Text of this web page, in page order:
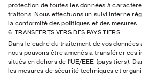
protection de toutes les données à
traitons. Nous effectuons un suivi interne
la conformité des politiques et des mesures.
6. TRANSFERTS VERS DES PAYS TIERS
Dans le cadre du traitement de vos
nous pouvons être amenés à transférer ces
situés en dehors de l'UE/EEE (pays tiers).
les mesures de sécurité techniques et